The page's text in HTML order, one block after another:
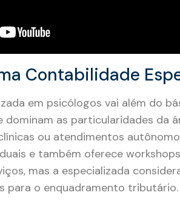
Contabilidade
em psicólogos vai além do
dominam as particularidades da
ou atendimentos
e também oferece
mas a especializada
para o enquadramento tributário.